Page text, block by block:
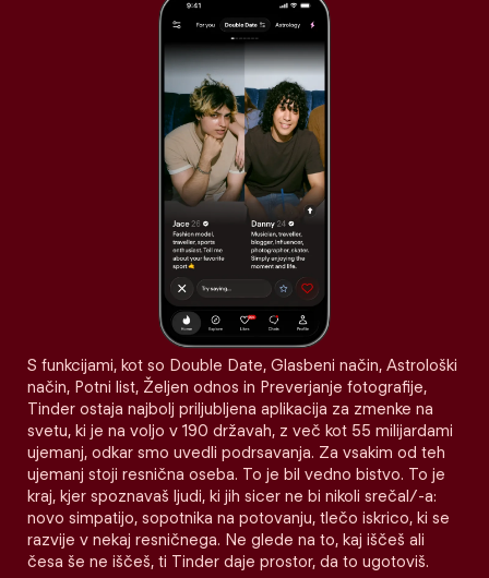
S funkcijami, kot so Double Date, Glasbeni način, Astrološki
način, Potni list, Željen odnos in Preverjanje fotografije,
Tinder ostaja najbolj priljubljena aplikacija za zmenke na
svetu, ki je na voljo v 190 državah, z več kot 55 milijardami
ujemanj, odkar smo uvedli podrsavanja. Za vsakim od teh
ujemanj stoji resnična oseba. To je bil vedno bistvo. To je
kraj, kjer spoznavaš ljudi, ki jih sicer ne bi nikoli srečal/-a:
novo simpatijo, sopotnika na potovanju, tlečo iskrico, ki se
razvije v nekaj resničnega. Ne glede na to, kaj iščeš ali
česa še ne iščeš, ti Tinder daje prostor, da to ugotoviš.